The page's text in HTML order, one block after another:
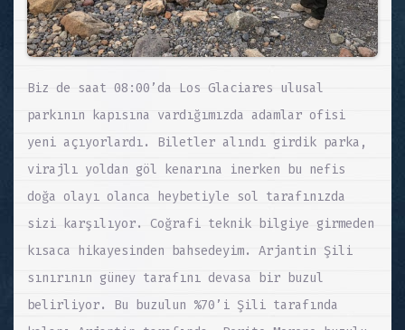
Biz de saat 08:00’da Los Glaciares ulusal
parkının kapısına vardığımızda adamlar ofisi
yeni açıyorlardı. Biletler alındı girdik parka,
virajlı yoldan göl kenarına inerken bu nefis
doğa olayı olanca heybetiyle sol tarafınızda
sizi karşılıyor. Coğrafi teknik bilgiye girmeden
kısaca hikayesinden bahsedeyim. Arjantin Şili
sınırının güney tarafını devasa bir buzul
belirliyor. Bu buzulun %70’i Şili tarafında